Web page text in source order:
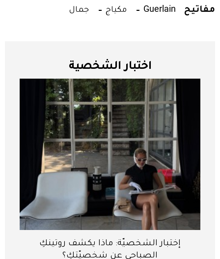
مفاتيح Guerlain مكياج جمال
اختبار الشخصية
إختبار الشخصيّة: ماذا يكشف روتينكِ
الصباحي عن شخصيّتكِ؟